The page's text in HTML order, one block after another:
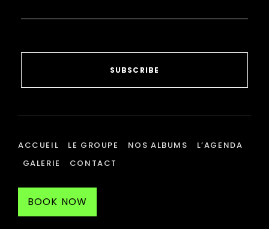
SUBSCRIBE
ACCUEIL LE GROUPE NOS ALBUMS
L’AGENDA
GALERIE
CONTACT
BOOK NOW